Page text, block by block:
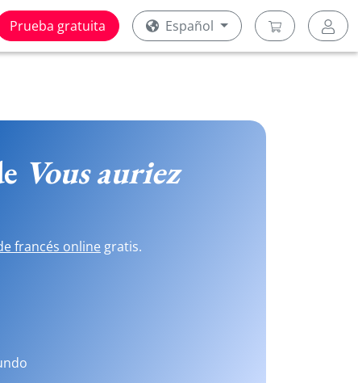
Prueba gratuita Español
Vous auriez
francés online gratis.